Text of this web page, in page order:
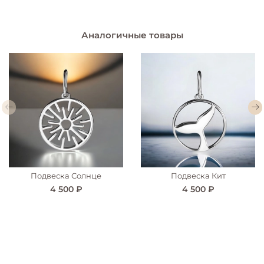
Аналогичные товары
Подвеска Солнце
4 500 ₽
Подвеска Кит
4 500 ₽